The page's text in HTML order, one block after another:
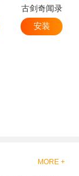
古剑奇闻录
安装
MORE +